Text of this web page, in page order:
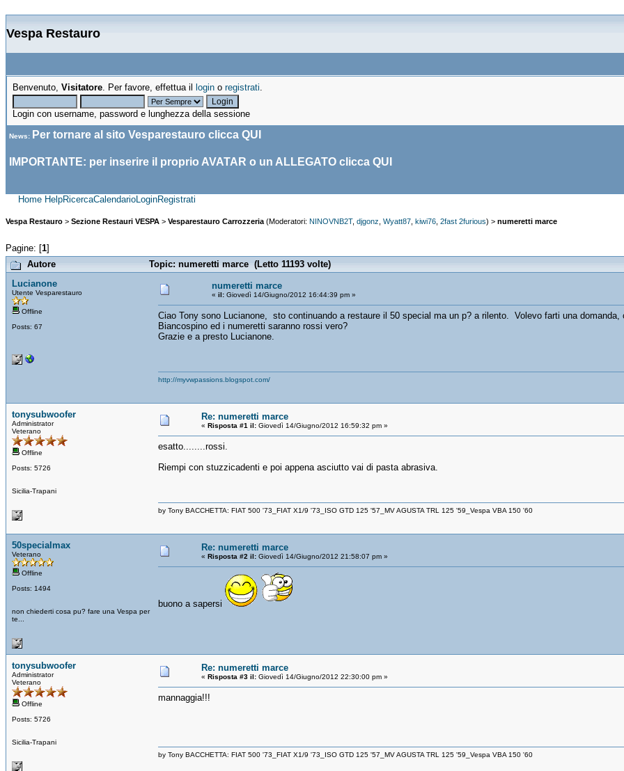
Vespa Restauro
Benvenuto, Visitatore. Per favore, effettua il login o registrati.
Login con username, password e lunghezza della sessione
News: Per tornare al sito Vesparestauro clicca QUI
IMPORTANTE: per inserire il proprio AVATAR o un ALLEGATO clicca QUI
Home HelpRicercaCalendarioLoginRegistrati
Vespa Restauro > Sezione Restauri VESPA > Vesparestauro Carrozzeria (Moderatori: NINOVNB2T, djgonz Wyatt87 kiwi76 2fast 2furious) > numeretti marce
Pagine: [1]
Autore
Topic: numeretti marce (Letto 11193 volte)
Lucianone
Utente Vesparestauro
Offline
Posts: 67
numeretti marce
« il: Giovedì 14/Giugno/2012 16:44:39 pm »
Ciao Tony sono Lucianone, sto continuando a restaure il 50 special ma un p? a rilento. Volevo farti una
Biancospino ed i numeretti saranno rossi vero?
Grazie e a presto Lucianone.
http://myvwpassions.blogspot.com/
tonysubwoofer
Administrator
Veterano
Offline
Posts: 5726
Sicilia-Trapani
Re: numeretti marce
« Risposta #1 il: Giovedì 14/Giugno/2012 16:59:32 pm »
esatto........rossi.
Riempi con stuzzicadenti e poi appena asciutto vai di pasta abrasiva.
by Tony BACCHETTA: FIAT 500 '73_FIAT X1/9 '73_ISO GTD 125 '57_MV AGUSTA TRL 125 '59_Vespa VBA 150 '60
50specialmax
Veterano
Offline
Posts: 1494
non chiederti cosa pu? fare una Vespa per
te...
Re: numeretti marce
« Risposta #2 il: Giovedì 14/Giugno/2012 21:58:07 pm »
buono a sapersi
tonysubwoofer
Administrator
Veterano
Offline
Posts: 5726
Sicilia-Trapani
Re: numeretti marce
« Risposta #3 il: Giovedì 14/Giugno/2012 22:30:00 pm »
mannaggia!!!
by Tony BACCHETTA: FIAT 500 '73_FIAT X1/9 '73_ISO GTD 125 '57_MV AGUSTA TRL 125 '59_Vespa VBA 150 '60